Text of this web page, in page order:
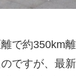
で約350km
ですが、最